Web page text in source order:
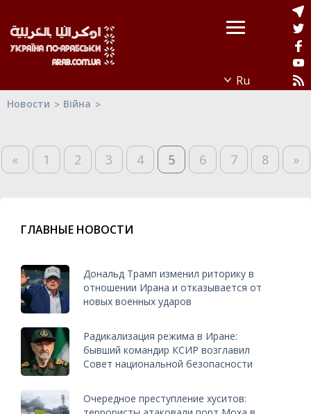
Новости Війна
« 1 2 3 4 5 6 7 8 »
ГЛАВНЫЕ НОВОСТИ
Дональд Трамп изменил риторику в
отношении Ирана и отказывается от
новых военных ударов
Радикализация режима в Иране:
бывший командир КСИР возглавил
Совет национальной безопасности
Очередное преступление хуситов: